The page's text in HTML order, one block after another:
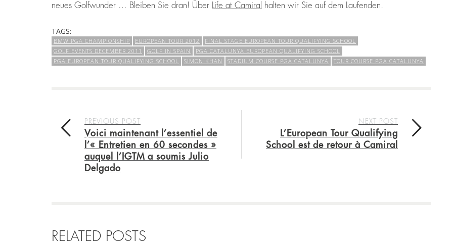
neues Golfwunder … Bleiben Sie dran! Über
Life at Camiral halten wir Sie auf dem Laufenden.
TAGS:
BMW PGA CHAMPIONSHIP EUROPEAN TOUR 2012
FINAL STAGE EUROPEAN TOUR QUALIFYING SCHOOL
GOLF EVENTS DECEMBER 2011
GOLF IN SPAIN
PGA CATALUNYA EUROPEAN QUALIFYING SCHOOL
PGA EUROPEAN TOUR QUALIFYING SCHOOL
SIMON KHAN STADIUM COURSE PGA CATALUNYA TOUR COURSE PGA CATALUNYA
NEXT POST
L’European Tour Qualifying
School est de retour à Camiral
PREVIOUS POST
Voici maintenant l’essentiel de
l’« Entretien en 60 secondes »
auquel l’IGTM a soumis Julio
Delgado
RELATED POSTS